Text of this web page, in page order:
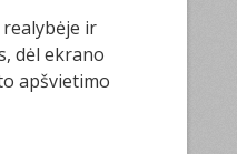
ir
dėl ekrano
apšvietimo